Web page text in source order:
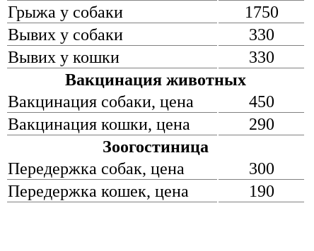
Грыжа у собаки
1750
Вывих у собаки
330
Вывих у кошки
330
Вакцинация животных
Вакцинация собаки, цена
450
Вакцинация кошки, цена
290
Зоогостиница
Передержка собак, цена
300
Передержка кошек, цена
190